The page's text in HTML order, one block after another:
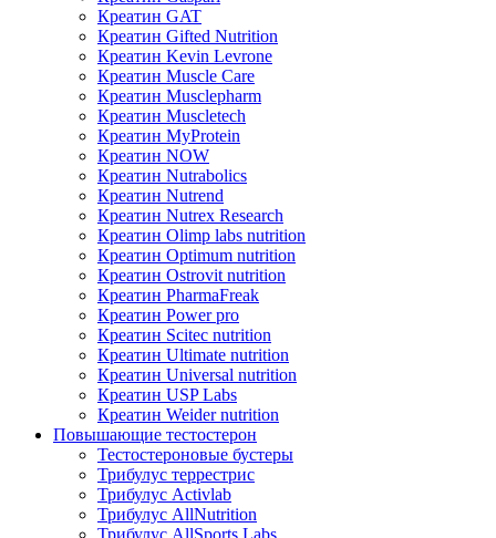
Креатин GAT
Креатин Gifted Nutrition
Креатин Kevin Levrone
Креатин Muscle Care
Креатин Musclepharm
Креатин Muscletech
Креатин MyProtein
Креатин NOW
Креатин Nutrabolics
Креатин Nutrend
Креатин Nutrex Research
Креатин Olimp labs nutrition
Креатин Optimum nutrition
Креатин Ostrovit nutrition
Креатин PharmaFreak
Креатин Power pro
Креатин Scitec nutrition
Креатин Ultimate nutrition
Креатин Universal nutrition
Креатин USP Labs
Креатин Weider nutrition
Повышающие тестостерон
Тестостероновые бустеры
Трибулус террестрис
Трибулус Activlab
Трибулус AllNutrition
Трибулус AllSports Labs